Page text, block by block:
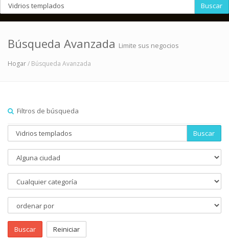
Buscar
Búsqueda Avanzada Limite sus negocios
Hogar/ Búsqueda Avanzada
Filtros de búsqueda
Buscar
Buscar Reiniciar